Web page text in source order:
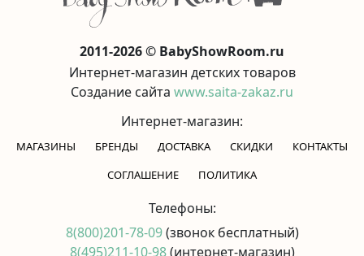
2011-2026 © BabyShowRoom.ru
Интернет-магазин детских товаров
Создание сайта www.saita-zakaz.ru
Интернет-магазин:
МАГАЗИНЫ БРЕНДЫ ДОСТАВКА СКИДКИ
КОНТАКТЫ
CОГЛАШЕНИЕ
ПОЛИТИКА
Телефоны:
8(800)201-78-09(звонок бесплатный)
8(495)211-10-98(интернет-магазин)